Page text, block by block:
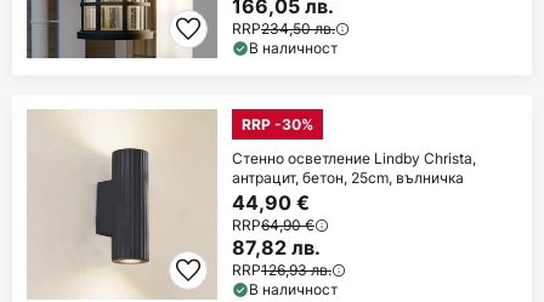
166,05 лв.
RRP234,50 лв.
В наличност
RRP -30%
Стенно осветление Lindby Christa,
антрацит, бетон, 25cm, вълничка
44,90 €
RRP64,90 €
87,82 лв.
RRP126,93 лв.
В наличност